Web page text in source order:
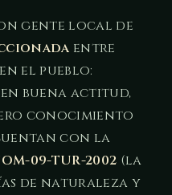
gente local de
entre
el pueblo:
buena actitud,
conocimiento
con la
09-TUR-2002 (la
de naturaleza y